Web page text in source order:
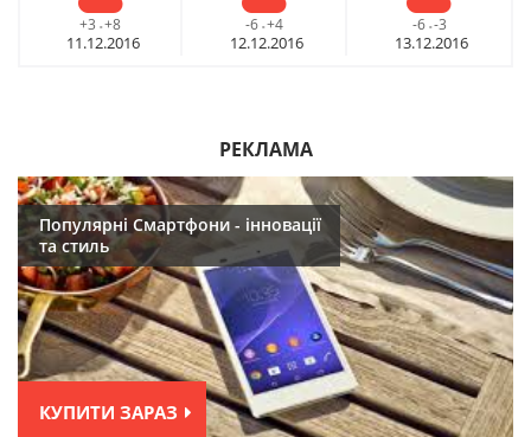
+3 - +8
11.12.2016
-6 - +4
12.12.2016
-6 - -3
13.12.2016
РЕКЛАМА
Популярні Смартфони - інновації
та стиль
КУПИТИ ЗАРАЗ